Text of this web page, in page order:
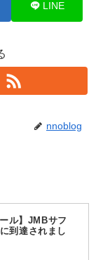
LINE
nnoblog
ル】JMBサフ
到達されまし